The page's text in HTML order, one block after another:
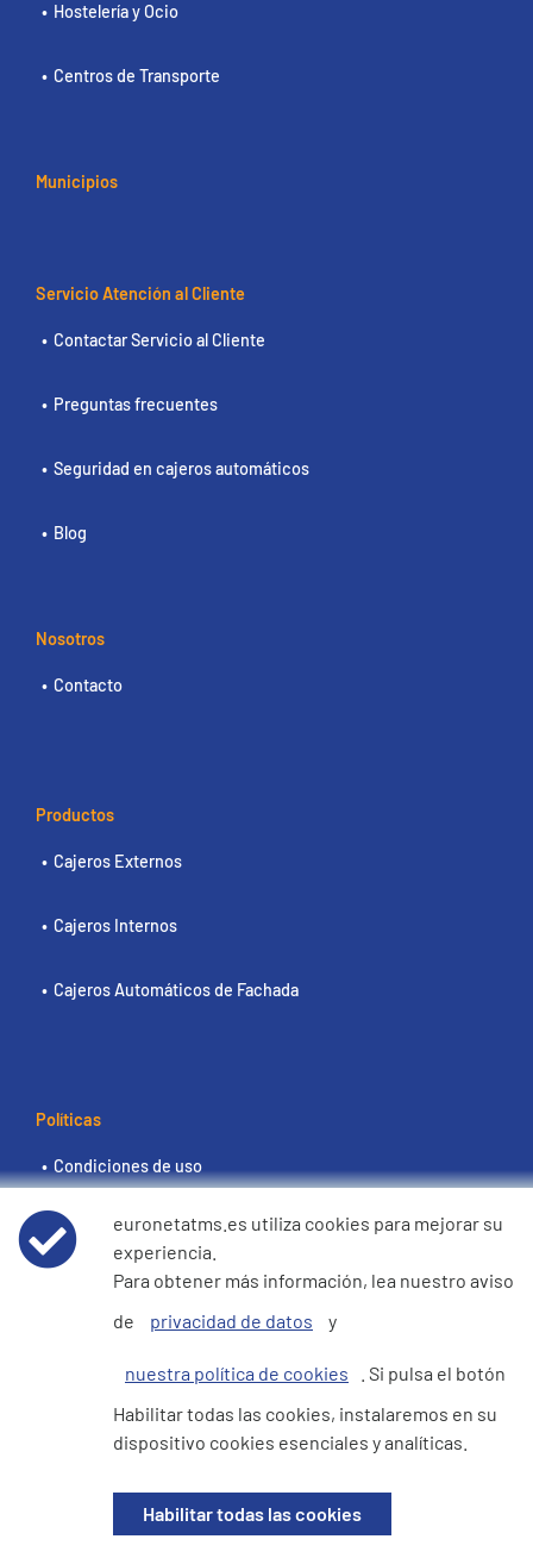
Hostelería y Ocio
Centros de Transporte
Municipios
Servicio Atención al Cliente
Contactar Servicio al Cliente
Preguntas frecuentes
Seguridad en cajeros automáticos
Blog
Nosotros
Contacto
Productos
Cajeros Externos
Cajeros Internos
Cajeros Automáticos de Fachada
Políticas
Condiciones de uso
Aviso de privacidad de datos
Política de cookies
trata de seres humanos
Sitio del inversor
euronetatms.es utiliza cookies para mejorar su
experiencia.
Para obtener más información, lea nuestro aviso
de
privacidad de datos y
nuestra política de cookies
. Si pulsa el botón
Habilitar todas las cookies, instalaremos en su
dispositivo cookies esenciales y analíticas.
Habilitar todas las cookies